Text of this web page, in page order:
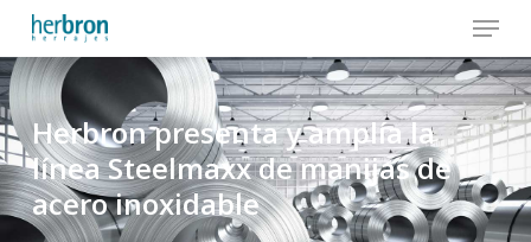
Skip
main
content
Menu
Herbron presenta y amplía la
línea Steelmaxx de manijas de
acero inoxidable
Close
Menu